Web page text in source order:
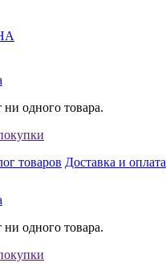
ни одного товара.
товаров Доставка и оплата
ни одного товара.